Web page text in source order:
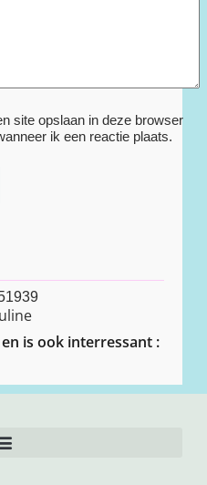
site opslaan in deze browser
ik een reactie plaats.
is ook interressant :